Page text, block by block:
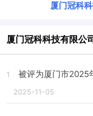
厦门冠科
厦门冠科科技有限公
1 被评为厦门市2025
2025-11-05